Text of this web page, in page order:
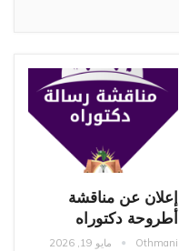
إعلان عن مناقشة
أطروحة دكتوراه
Othmani مايو 19, 2026